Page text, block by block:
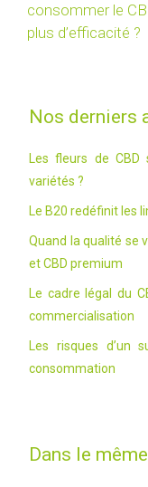
consommer le
plus d’efficacité ?
Nos derniers
Les fleurs de CBD
variétés ?
Le B20 redéfinit les
Quand la qualité se
et CBD premium
Le cadre légal du
commercialisation
Les risques d’un
consommation
Dans le